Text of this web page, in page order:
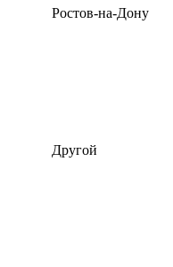
Ростов-на-Дону
Другой